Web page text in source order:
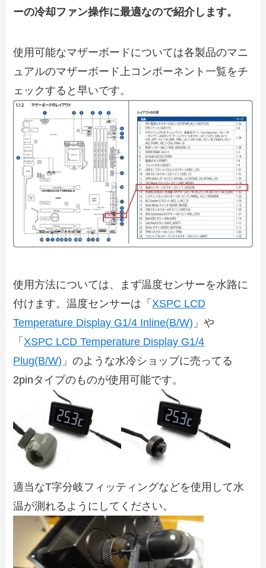
ーの冷却ファン操作に最適なので紹介します。
使用可能なマザーボードについては各製品のマニ
ュアルのマザーボード上コンポーネント一覧をチ
ェックすると早いです。
使用方法については、まず温度センサーを水路に
付けます。温度センサーは「 XSPC LCD
Temperature Display G1/4 Inline(B/W) 」や
「 XSPC LCD Temperature Display G1/4
Plug(B/W) 」のような水冷ショップに売ってる
2pinタイプのものが使用可能です。
適当なT字分岐フィッティングなどを使用して水
温が測れるようにしてください。